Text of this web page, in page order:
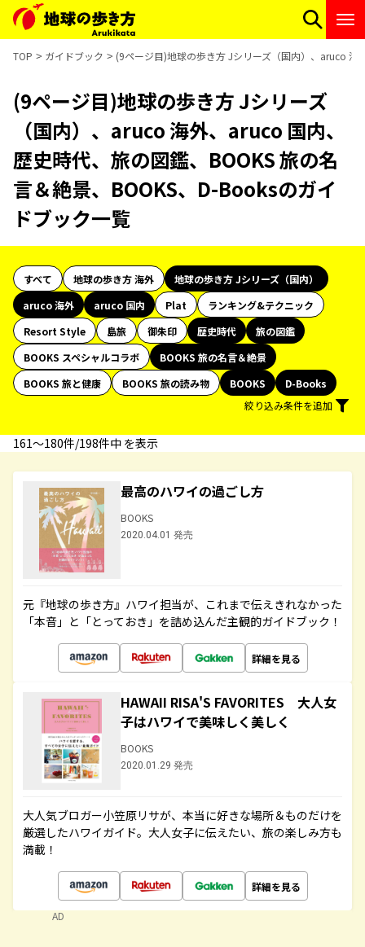
TOP ガイドブック (9ページ目)地球の歩き方 Jシリーズ（国内）、aruco
(9ページ目)地球の歩き方 Jシリーズ
（国内）、aruco 海外、aruco 国内、
歴史時代、旅の図鑑、BOOKS 旅の名
言＆絶景、BOOKS、D-Booksのガイ
ドブック一覧
すべて 地球の歩き方 海外
地球の歩き方 Jシリーズ（国内）
aruco 海外
aruco 国内 Plat
ランキング&テクニック
Resort Style
島旅 御朱印 歴史時代
旅の図鑑
BOOKS スペシャルコラボ
BOOKS 旅の名言＆絶景
BOOKS 旅と健康
BOOKS 旅の読み物 BOOKS
D-Books
絞り込み条件を追加
161〜180件/198件中 を表示
最高のハワイの過ごし方
BOOKS
2020.04.01 発売
元『地球の歩き方』ハワイ担当が、これまで伝えきれなかった
「本音」と「とっておき」を詰め込んだ主観的ガイドブック！
詳細を見る
HAWAII RISA'S FAVORITES 大人女
子はハワイで美味しく美しく
BOOKS
2020.01.29 発売
大人気ブロガー小笠原リサが、本当に好きな場所＆ものだけを
厳選したハワイガイド。大人女子に伝えたい、旅の楽しみ方も
満載！
詳細を見る
AD